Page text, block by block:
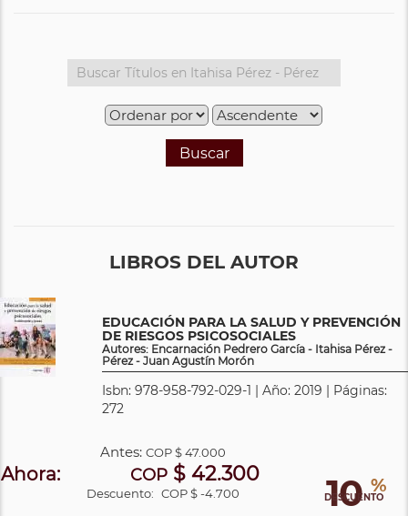
Buscar
LIBROS DEL AUTOR
EDUCACIÓN PARA LA SALUD Y PREVENCIÓN
DE RIESGOS PSICOSOCIALES
Autores: Encarnación Pedrero García - Itahisa Pérez -
Pérez - Juan Agustín Morón
Isbn: 978-958-792-029-1 | Año: 2019 | Páginas:
272
10 %
DESCUENTO
Antes:COP$ 47.000
Ahora: COP $ 42.300
Descuento: COP $ -4.700